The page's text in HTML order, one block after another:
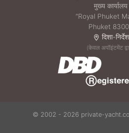
मुख्य कार्यालय
“Royal Phuket
Phuket
दिशा-निर्देश
(केवल अपॉइंटमेंट
© 2002 - 2026 private-yacht.com